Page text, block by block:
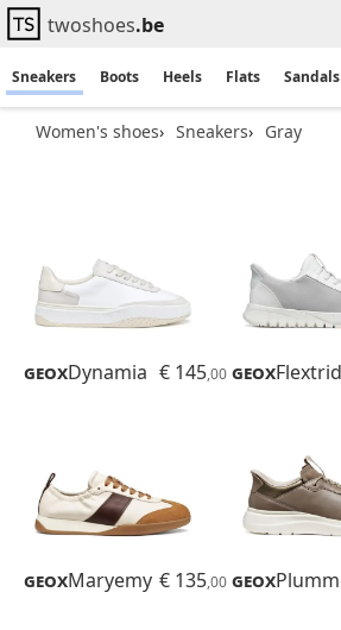
twoshoes.be
Sneakers Boots Heels Flats Sandals
Women's shoes Sneakers Gray
GeoxDynamia € 145,00 Geox
GeoxMaryemy € 135,00 Geox